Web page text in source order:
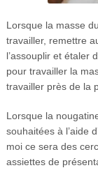
Lorsque la masse
travailler, remettre
l’assouplir et étaler
pour travailler la
travailler près de la
Lorsque la
souhaitées à l’aide
moi ce sera des
assiettes de